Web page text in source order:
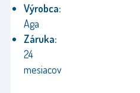
Výrobca:
Aga
Záruka:
24
mesiacov